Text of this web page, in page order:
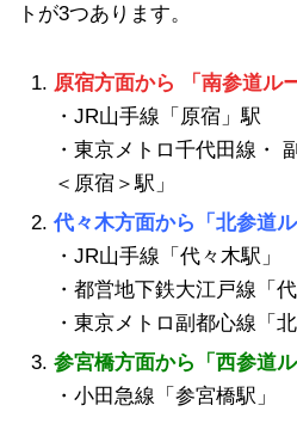
トが3つあります。
原宿方面から 「南参道ル
・JR山手線「原宿」駅
・東京メトロ千代田線・
＜原宿＞駅」
代々木方面から「北参道ル
・JR山手線「代々木駅」
・都営地下鉄大江戸線「代
・東京メトロ副都心線「北
参宮橋方面から「西参道ル
・小田急線「参宮橋駅」